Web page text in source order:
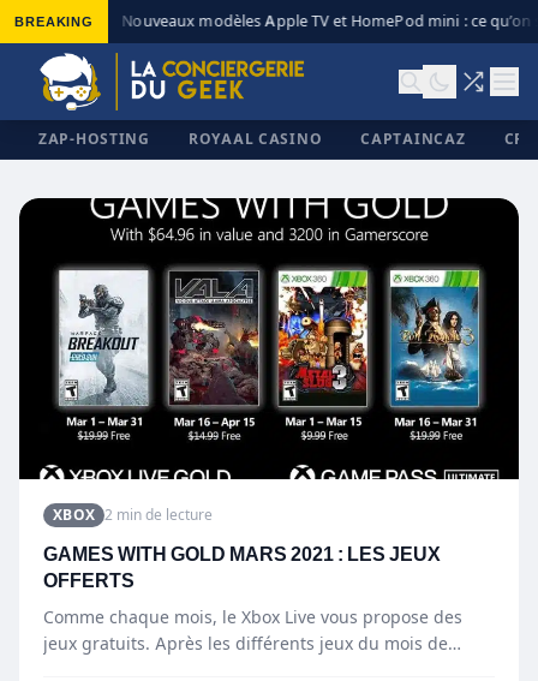
BREAKING Nouveaux modèles Apple TV et HomePod mini : ce qu’on
ZAP-HOSTING ROYAAL CASINO CAPTAINCAZ
✕
XBOX 2 min de lecture
GAMES WITH GOLD MARS 2021 : LES JEUX
OFFERTS
Comme chaque mois, le Xbox Live vous propose des
jeux gratuits. Après les différents jeux du mois de…